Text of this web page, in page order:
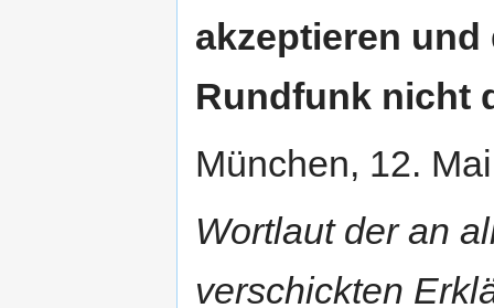
akzeptieren
Rundfunk nicht
München, 12.
Wortlaut der an
verschickten